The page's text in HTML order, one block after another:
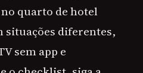
quarto de hotel
situações diferentes,
sem app e